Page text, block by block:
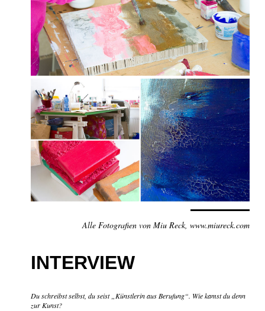
Alle Fotografien von Miu Reck, www.miureck.com
INTERVIEW
Du schreibst selbst, du seist „Künstlerin aus Berufung“. Wie kamst du denn
zur Kunst?